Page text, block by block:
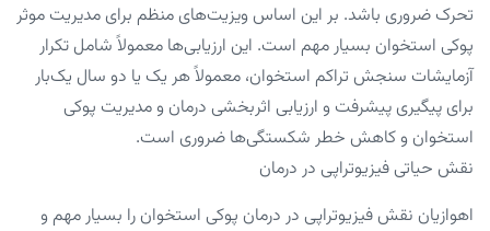
تحرک ضروری باشد. بر این اساس ویزیت‌های منظم برای مدیریت موثر
پوکی استخوان بسیار مهم است. این ارزیابی‌ها معمولاً شامل تکرار
آزمایشات سنجش تراکم استخوان، معمولاً هر یک یا دو سال یک‌بار
برای پیگیری پیشرفت و ارزیابی اثربخشی درمان و مدیریت پوکی
استخوان و کاهش خطر شکستگی‌ها ضروری است.
نقش حیاتی فیزیوتراپی در درمان
اهوازیان نقش فیزیوتراپی در درمان پوکی استخوان را بسیار مهم و